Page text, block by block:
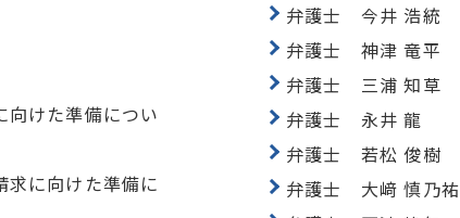
けた準備につい
に向けた準備に
弁護士 今井 浩統
弁護士 神津 竜平
弁護士 三浦 知草
弁護士 永井 龍
弁護士 若松 俊樹
弁護士 大﨑 慎乃祐